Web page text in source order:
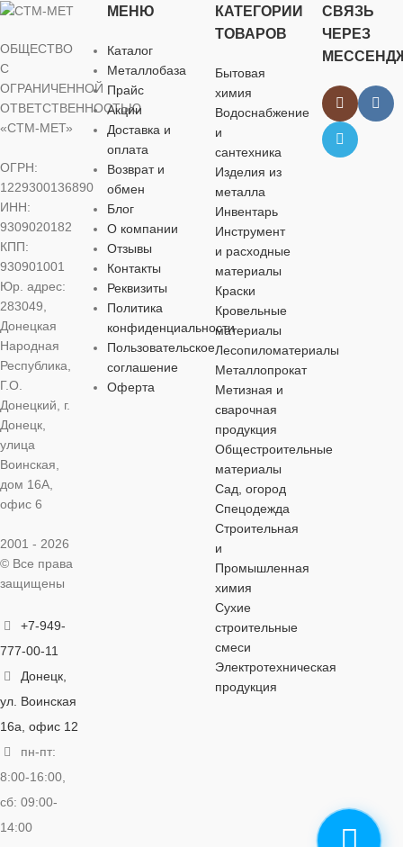
ОБЩЕСТВО
С
ОГРАНИЧЕННОЙ
ОТВЕТСТВЕННОСТЬЮ
«СТМ-МЕТ»
ОГРН:
1229300136890
ИНН:
9309020182
КПП:
930901001
Юр. адрес:
283049,
Донецкая
Народная
Республика,
Г.О.
Донецкий, г.
Донецк,
улица
Воинская,
дом 16А,
офис 6
2001 - 2026
© Все права
защищены
+7-949-
777-00-11
Донецк,
ул. Воинская
16а, офис 12
пн-пт:
8:00-16:00,
сб: 09:00-
14:00
МЕНЮ
Каталог
Металлобаза
Прайс
Акции
Доставка и
оплата
Возврат и
обмен
Блог
О компании
Отзывы
Контакты
Реквизиты
Политика
конфиденциальности
Пользовательское
соглашение
Оферта
КАТЕГОРИИ
ТОВАРОВ
Бытовая
химия
Водоснабжение
и
сантехника
Изделия из
металла
Инвентарь
Инструмент
и расходные
материалы
Краски
Кровельные
материалы
Лесопиломатериалы
Металлопрокат
Метизная и
сварочная
продукция
Общестроительные
материалы
Сад, огород
Спецодежда
Строительная
и
Промышленная
химия
Сухие
строительные
смеси
Электротехническая
продукция
СВЯЗЬ
ЧЕРЕЗ